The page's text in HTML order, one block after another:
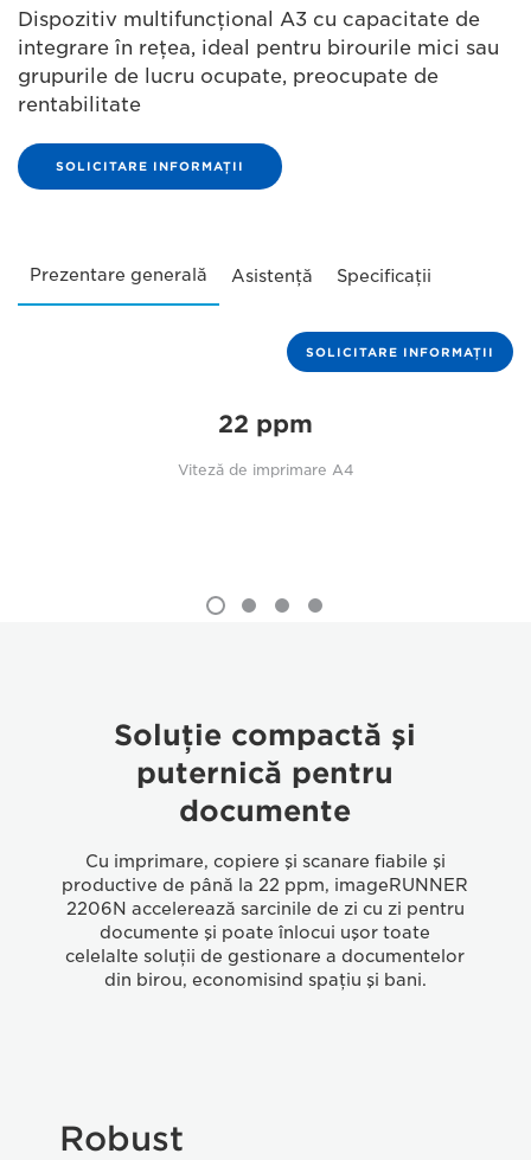
Dispozitiv multifuncţional A3 cu capacitate de
integrare în reţea, ideal pentru birourile mici sau
grupurile de lucru ocupate, preocupate de
rentabilitate
SOLICITARE INFORMAŢII
Prezentare generală Asistenţă Specificaţii
SOLICITARE INFORMAŢII
22 ppm
Viteză de imprimare A4
Soluţie compactă şi
puternică pentru
documente
Cu imprimare, copiere şi scanare fiabile şi
productive de până la 22 ppm, imageRUNNER
2206N accelerează sarcinile de zi cu zi pentru
documente şi poate înlocui uşor toate
celelalte soluţii de gestionare a documentelor
din birou, economisind spaţiu şi bani.
Robust